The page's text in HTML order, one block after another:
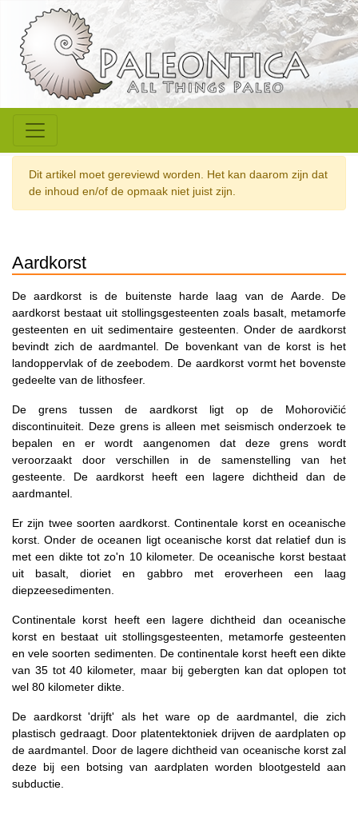
Dit artikel moet gereviewd worden. Het kan daarom zijn dat
de inhoud en/of de opmaak niet juist zijn.
Aardkorst
De aardkorst is de buitenste harde laag van de Aarde. De
aardkorst bestaat uit stollingsgesteenten zoals basalt, metamorfe
gesteenten en uit sedimentaire gesteenten. Onder de aardkorst
bevindt zich de aardmantel. De bovenkant van de korst is het
landoppervlak of de zeebodem. De aardkorst vormt het bovenste
gedeelte van de lithosfeer.
De grens tussen de aardkorst ligt op de Mohorovičić
discontinuiteit. Deze grens is alleen met seismisch onderzoek te
bepalen en er wordt aangenomen dat deze grens wordt
veroorzaakt door verschillen in de samenstelling van het
gesteente. De aardkorst heeft een lagere dichtheid dan de
aardmantel.
Er zijn twee soorten aardkorst. Continentale korst en oceanische
korst. Onder de oceanen ligt oceanische korst dat relatief dun is
met een dikte tot zo'n 10 kilometer. De oceanische korst bestaat
uit basalt, dioriet en gabbro met eroverheen een laag
diepzeesedimenten.
Continentale korst heeft een lagere dichtheid dan oceanische
korst en bestaat uit stollingsgesteenten, metamorfe gesteenten
en vele soorten sedimenten. De continentale korst heeft een dikte
van 35 tot 40 kilometer, maar bij gebergten kan dat oplopen tot
wel 80 kilometer dikte.
De aardkorst 'drijft' als het ware op de aardmantel, die zich
plastisch gedraagt. Door platentektoniek drijven de aardplaten op
de aardmantel. Door de lagere dichtheid van oceanische korst zal
deze bij een botsing van aardplaten worden blootgesteld aan
subductie.